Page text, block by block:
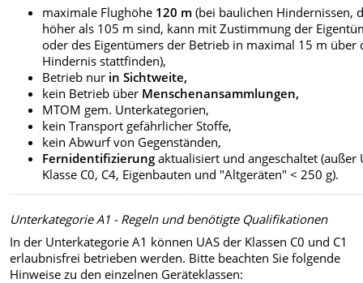
maximale Flughöhe 120 m (bei baulichen Hindernissen,
höher als 105 m sind, kann mit Zustimmung der
oder des Eigentümers der Betrieb in maximal 15 m über
Hindernis stattfinden),
Betrieb nur in Sichtweite,
kein Betrieb über Menschenansammlungen,
MTOM gem. Unterkategorien,
kein Transport gefährlicher Stoffe,
kein Abwurf von Gegenständen,
Fernidentifizierung aktualisiert und angeschaltet (außer
Klasse C0, C4, Eigenbauten und "Altgeräten" < 250 g).
Unterkategorie A1 - Regeln und benötigte Qualifikationen
In der Unterkategorie A1 können UAS der Klassen C0 und C1
erlaubnisfrei betrieben werden. Bitte beachten Sie folgende
Hinweise zu den einzelnen Geräteklassen: